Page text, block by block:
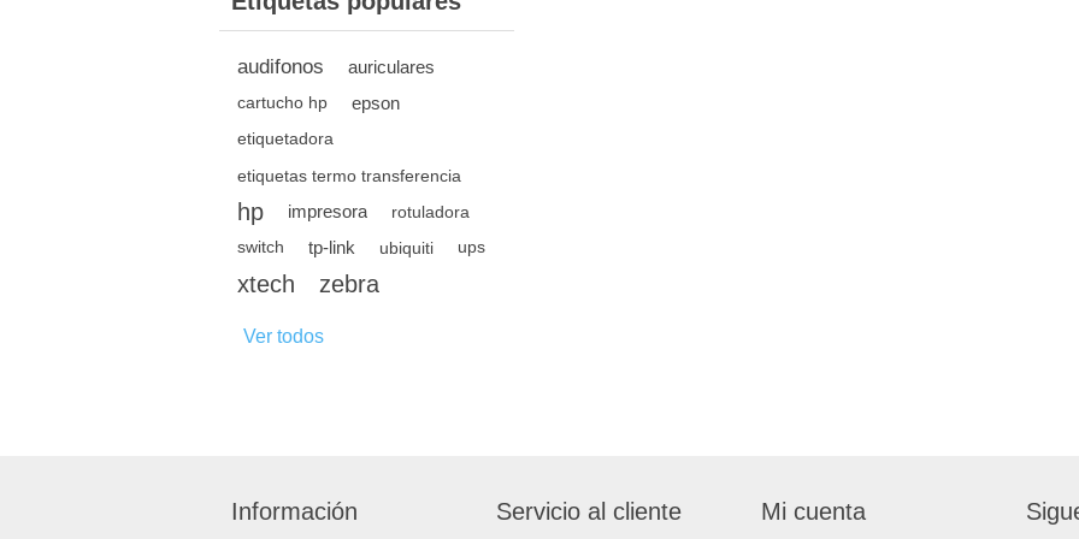
audifonos auriculares
cartucho hp epson
etiquetadora
etiquetas termo transferencia
hp impresora rotuladora
switch tp-link ubiquiti ups
xtech zebra
Ver todos
Información Servicio al cliente Mi cuenta